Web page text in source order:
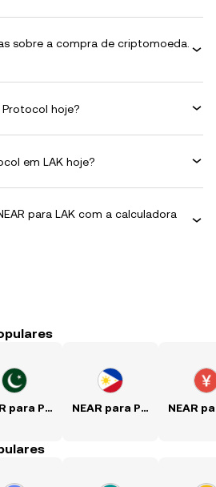
sobre a compra de criptomoeda.
hoje?
em LAK hoje?
para LAK com a calculadora
NEAR para PKR NEAR para PHP